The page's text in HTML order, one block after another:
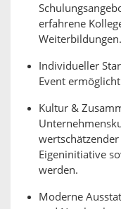
erfahrene
Weiterbildungen.
Individueller
Event
Kultur &
Eigeninitiative
werden.
Moderne